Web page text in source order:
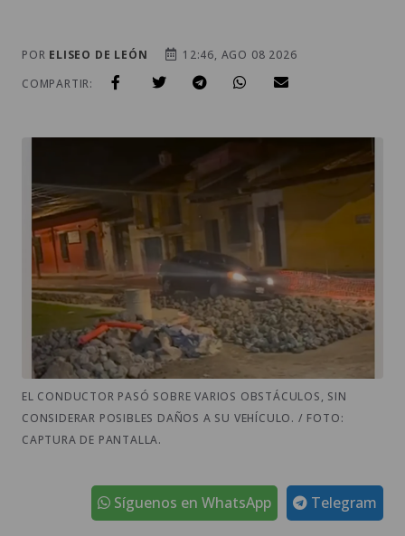
POR ELISEO DE LEÓN
12:46, AGO 08 2026
COMPARTIR:
EL CONDUCTOR PASÓ SOBRE VARIOS OBSTÁCULOS, SIN
CONSIDERAR POSIBLES DAÑOS A SU VEHÍCULO. / FOTO:
CAPTURA DE PANTALLA.
Telegram
Síguenos en WhatsApp